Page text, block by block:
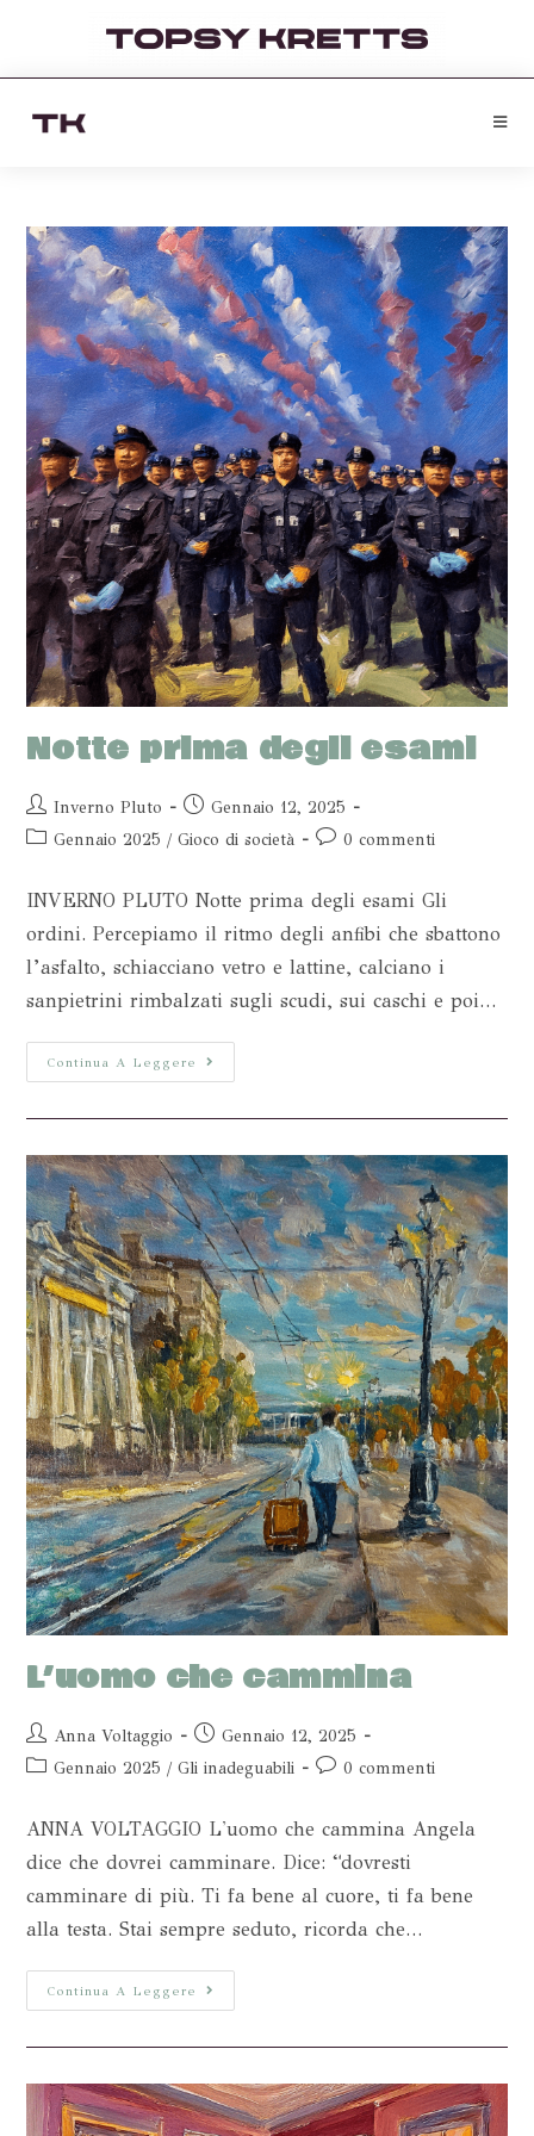
Notte prima degli esami
Inverno Pluto
Gennaio 12, 2025
Gennaio 2025 / Gioco di società 0 commenti
INVERNO PLUTO Notte prima degli esami Gli
ordini. Percepiamo il ritmo degli anfibi che sbattono
l’asfalto, schiacciano vetro e lattine, calciano i
sanpietrini rimbalzati sugli scudi, sui caschi e poi…
Continua A Leggere
L’uomo che cammina
Anna Voltaggio
Gennaio 12, 2025
Gennaio 2025 / Gli inadeguabili 0 commenti
ANNA VOLTAGGIO L'uomo che cammina Angela
dice che dovrei camminare. Dice: “dovresti
camminare di più. Ti fa bene al cuore, ti fa bene
alla testa. Stai sempre seduto, ricorda che…
Continua A Leggere